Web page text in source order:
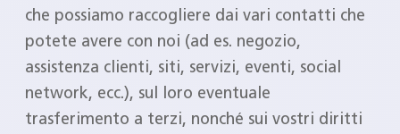
che possiamo raccogliere dai vari contatti che
potete avere con noi (ad es. negozio,
assistenza clienti, siti, servizi, eventi, social
network, ecc.), sul loro eventuale
trasferimento a terzi, nonché sui vostri diritti